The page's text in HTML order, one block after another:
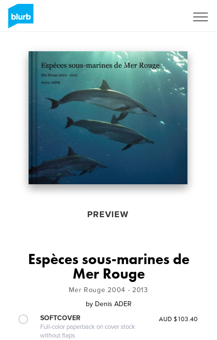
PREVIEW
Espèces sous-marines de
Mer Rouge
Mer Rouge 2004 - 2013
by Denis ADER
SOFTCOVER
Full-color paperback on cover stock
without flaps
AUD $103.40